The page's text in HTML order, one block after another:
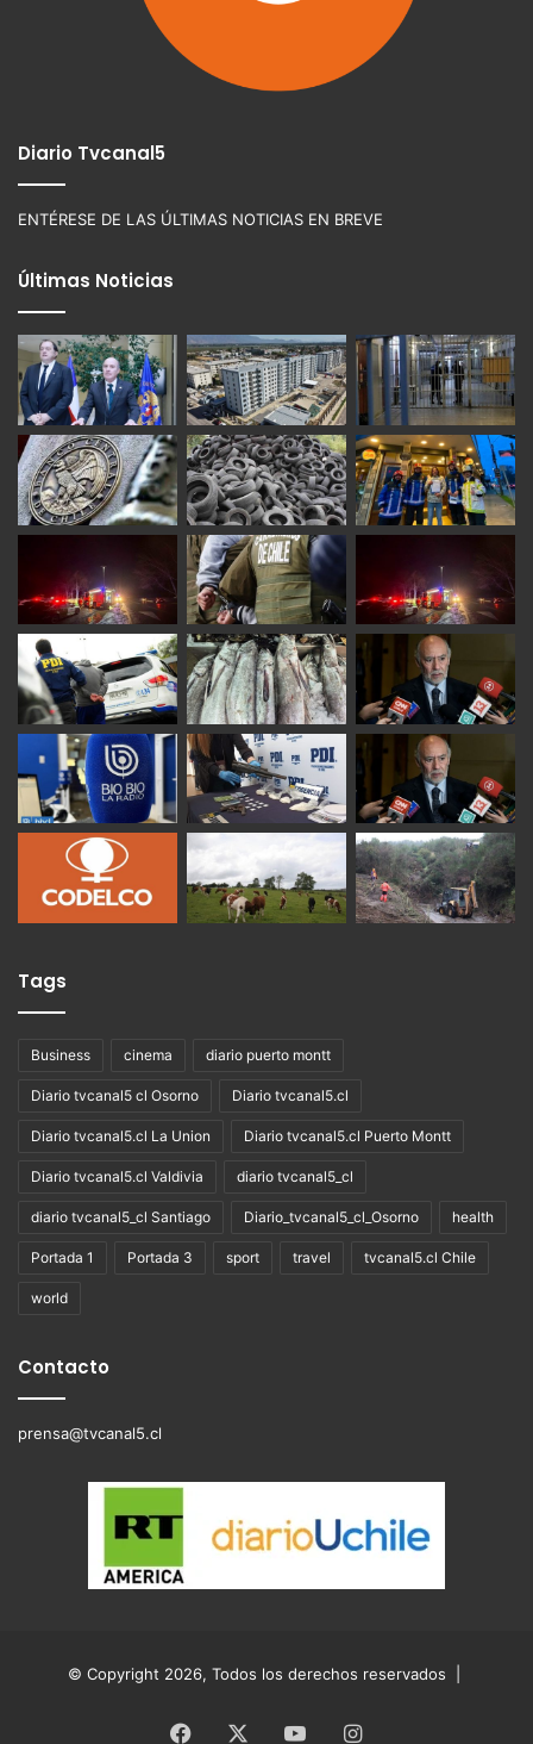
Diario Tvcanal5
ENTÉRESE DE LAS ÚLTIMAS NOTICIAS EN BREVE
Últimas Noticias
Tags
Business cinema diario puerto montt
Diario tvcanal5 cl Osorno Diario tvcanal5.cl
Diario tvcanal5.cl La Union Diario tvcanal5.cl Puerto Montt
Diario tvcanal5.cl Valdivia diario tvcanal5_cl
diario tvcanal5_cl Santiago Diario_tvcanal5_cl_Osorno health
Portada 1 Portada 3 sport travel tvcanal5.cl Chile
world
Contacto
prensa@tvcanal5.cl
© Copyright 2026, Todos los derechos reservados |
Facebook YouTubeInstagram